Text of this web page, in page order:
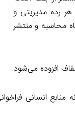
هر رده مدیریتی و
در سال ۹۷ تا پایان اردیبهشت ماه محاسبه و منتشر
انسانی